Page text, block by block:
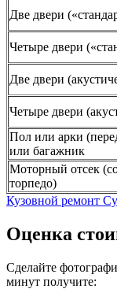
Две двери
Четыре двери
Две двери
Четыре двери
Пол или арки
или багажник
Моторный отсек
торпедо)
Кузовной ремонт
Оценка
Сделайте
минут получите: